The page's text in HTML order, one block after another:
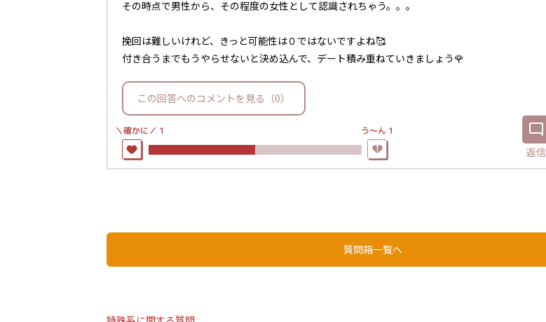
その時点で男性から、その程度の女性として認識されちゃう。。。
挽回は難しいけれど、きっと可能性は０ではないですよね🥰
付き合うまでもうやらせないと決め込んで、デート積み重ねていきましょう🌹
この回答へのコメントを見る（0）
＼確かに／ 1 う〜ん 1
返信
質問箱一覧へ